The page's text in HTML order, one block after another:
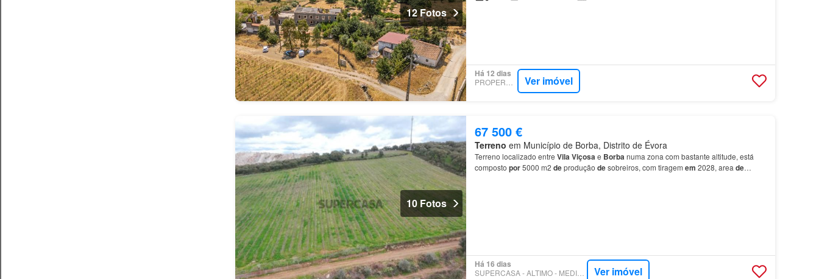
12 Fotos
Há 12 dias
Ver imóvel
10 Fotos
67 500 €
Terreno em Município de Borba, Distrito de Évora
Terreno localizado entre VilaViçosae Borbanuma zona com bastante altitude, está
composto por5000 m2 deprodução desobreiros, com tiragem em 2028, area de
Há 16 dias
SUPERCASA - ALTIMO - MEDIAÇAO IMOBILIARIA DO ALENTEJO Ver imóvel